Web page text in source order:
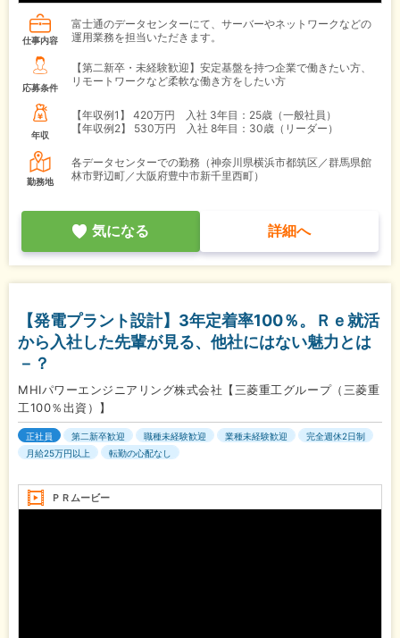
仕事内容
富士通のデータセンターにて、サーバーやネットワークなどの
運用業務を担当いただきます。
応募条件
【第二新卒・未経験歓迎】安定基盤を持つ企業で働きたい方、
リモートワークなど柔軟な働き方をしたい方
年収
【年収例1】
420万円 入社 3年目：25歳（一般社員）
【年収例2】
530万円 入社 8年目：30歳（リーダー）
勤務地
各データセンターでの勤務（神奈川県横浜市都筑区／群馬県館
林市野辺町／大阪府豊中市新千里西町）
気になる 詳細へ
【発電プラント設計】3年定着率100％。Ｒｅ就活
から入社した先輩が見る、他社にはない魅力とは
－？
MHIパワーエンジニアリング株式会社【三菱重工グループ（三菱重
工100％出資）】
正社員 第二新卒歓迎 職種未経験歓迎 業種未経験歓迎
完全週休2日制
月給25万円以上
転勤の心配なし
ＰＲムービー